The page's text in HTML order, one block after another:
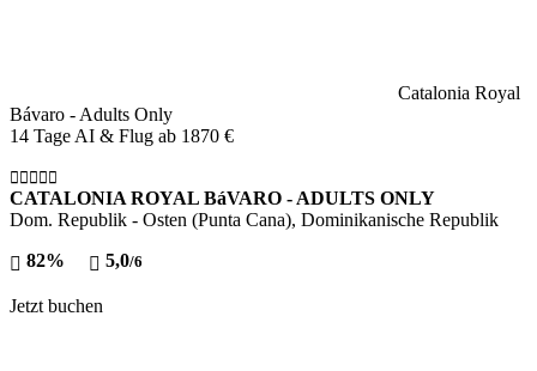
Catalonia Royal
Bávaro - Adults Only
14 Tage AI & Flug ab 1870 €
CATALONIA ROYAL BáVARO - ADULTS ONLY
Dom. Republik - Osten (Punta Cana), Dominikanische Republik
82%
5,0/6
Jetzt buchen